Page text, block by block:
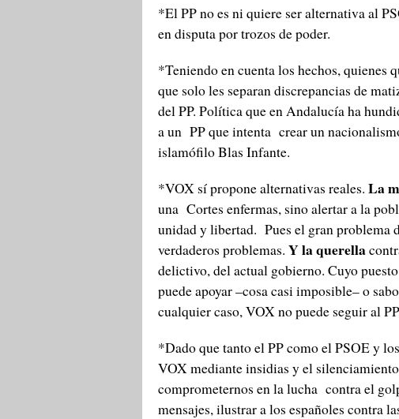
*El PP no es ni quiere ser alternativa al
en disputa por trozos de poder.
*Teniendo en cuenta los hechos,
que solo les separan discrepancias de
del PP. Política que en Andalucía ha
a un PP que intenta crear un
islamófilo Blas Infante.
*VOX sí propone alternativas reales. La
una Cortes enfermas, sino alertar a la
unidad y libertad. Pues el gran problema
verdaderos problemas. Y la querella
delictivo, del actual gobierno. Cuyo
puede apoyar –cosa casi imposible– o
cualquier caso, VOX no puede seguir al
*Dado que tanto el PP como el PSOE y
VOX mediante insidias y el
comprometernos en la lucha contra el
mensajes, ilustrar a los españoles contra